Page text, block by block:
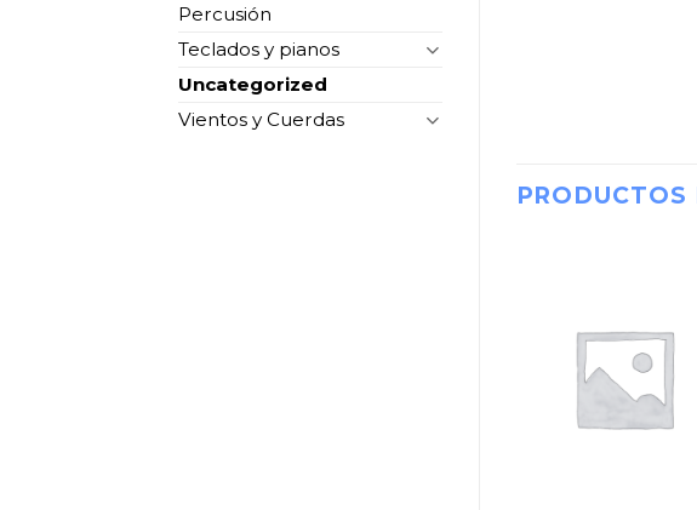
Percusión
Teclados y pianos
Uncategorized
Vientos y Cuerdas